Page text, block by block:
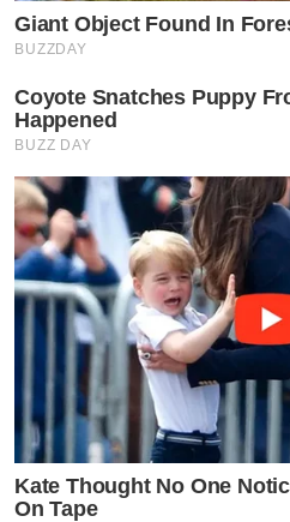
Giant Object Found In
BUZZDAY
Coyote Snatches Puppy
Happened
BUZZ DAY
Kate Thought No One
On Tape